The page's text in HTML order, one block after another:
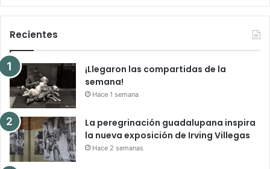
Recientes
¡Llegaron las compartidas de la
semana!
Hace 1 semana
La peregrinación guadalupana inspira
la nueva exposición de Irving Villegas
Hace 2 semanas